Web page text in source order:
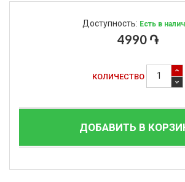
Доступность: Есть в
4990 ֏
КОЛИЧЕСТВО
ДОБАВИТЬ В